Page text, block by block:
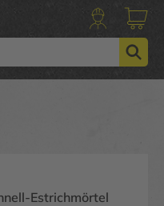
Estrichmörtel